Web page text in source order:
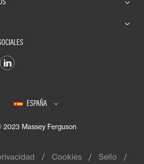
ESPAÑA
2023 Massey Ferguson
Cookies
Sello